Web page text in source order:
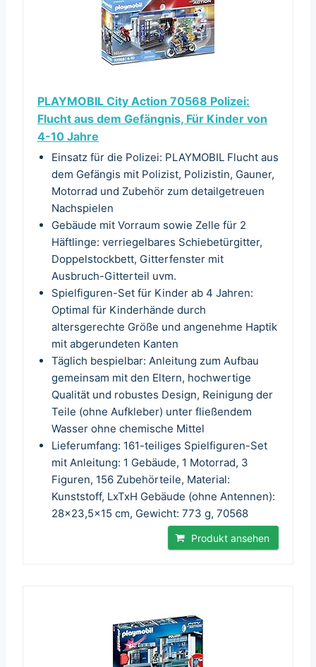
PLAYMOBIL City Action 70568 Polizei:
Flucht aus dem Gefängnis, Für Kinder von
4-10 Jahre
Einsatz für die Polizei: PLAYMOBIL Flucht aus
dem Gefängis mit Polizist, Polizistin, Gauner,
Motorrad und Zubehör zum detailgetreuen
Nachspielen
Gebäude mit Vorraum sowie Zelle für 2
Häftlinge: verriegelbares Schiebetürgitter,
Doppelstockbett, Gitterfenster mit
Ausbruch-Gitterteil uvm.
Spielfiguren-Set für Kinder ab 4 Jahren:
Optimal für Kinderhände durch
altersgerechte Größe und angenehme Haptik
mit abgerundeten Kanten
Täglich bespielbar: Anleitung zum Aufbau
gemeinsam mit den Eltern, hochwertige
Qualität und robustes Design, Reinigung der
Teile (ohne Aufkleber) unter fließendem
Wasser ohne chemische Mittel
Lieferumfang: 161-teiliges Spielfiguren-Set
mit Anleitung: 1 Gebäude, 1 Motorrad, 3
Figuren, 156 Zubehörteile, Material:
Kunststoff, LxTxH Gebäude (ohne Antennen):
28x23,5x15 cm, Gewicht: 773 g, 70568
Produkt ansehen